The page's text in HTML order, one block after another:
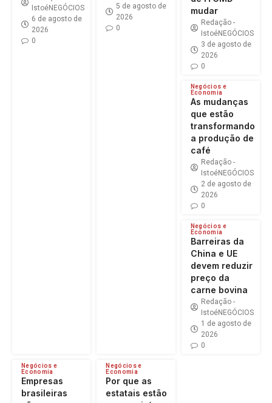
IstoéNEGÓCIOS
6 de agosto de
2026
0
5 de agosto de
2026
0
mudar
Redação -
IstoéNEGÓCIOS
3 de agosto de
2026
0
Negócios e
Economia
As mudanças
que estão
transformando
a produção de
café
Redação -
IstoéNEGÓCIOS
2 de agosto de
2026
0
Negócios e
Economia
Barreiras da
China e UE
devem reduzir
preço da
carne bovina
Redação -
IstoéNEGÓCIOS
1 de agosto de
2026
0
Negócios e
Economia
Empresas
brasileiras
Negócios e
Economia
Por que as
estatais estão